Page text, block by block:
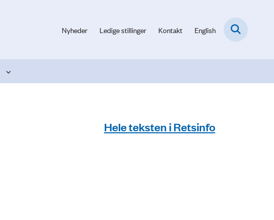
Nyheder Ledige stillinger Kontakt English
Hele teksten i Retsinfo